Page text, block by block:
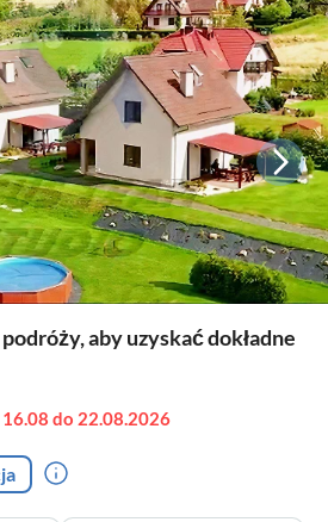
aby uzyskać dokładne
16.08 do 22.08.2026